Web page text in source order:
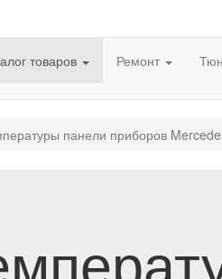
товаров Ремонт
панели приборов